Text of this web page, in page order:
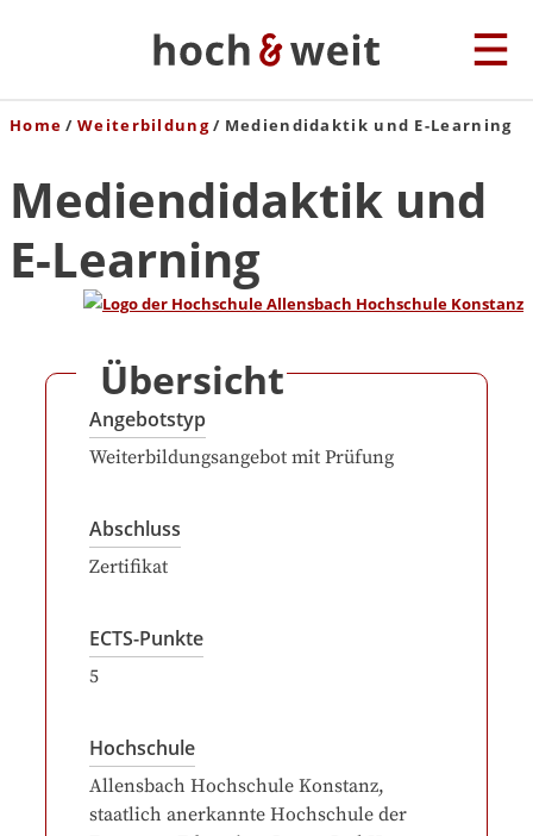
Home Weiterbildung Mediendidaktik und E-Learning
Mediendidaktik und
E-Learning
Übersicht
Angebotstyp
Weiterbildungsangebot mit Prüfung
Abschluss
Zertifikat
ECTS-Punkte
5
Hochschule
Allensbach Hochschule Konstanz,
staatlich anerkannte Hochschule der